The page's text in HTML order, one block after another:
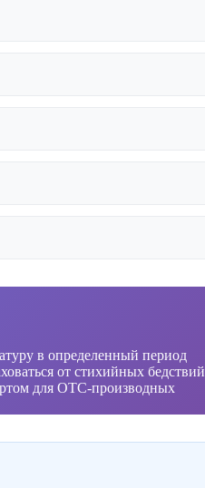
в определенный период
от стихийных бедствий
для OTC-производных